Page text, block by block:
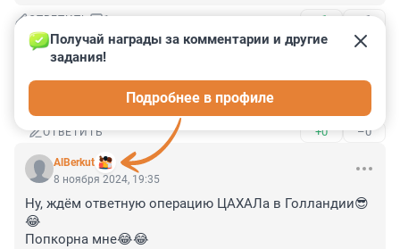
ОТВЕТИТЬ 1 +1 –1
С шевроном под вальс Валькирий
Израиль кому-то что-то дал задаром??
ОТВЕТИТЬ +0 –0
AlBerkut
Получай награды за комментарии и другие
задания!
Подробнее в профиле
8 ноября 2024, 19:35
Ну, ждём ответную операцию ЦАХАЛа в Голландии😎
😂
Попкорна мне😂😂